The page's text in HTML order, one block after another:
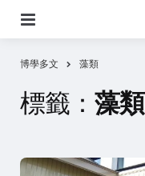
博學多文 藻類
標籤： 藻類